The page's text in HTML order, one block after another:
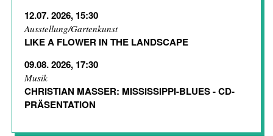
12.07. 2026, 15:30
Ausstellung/Gartenkunst
LIKE A FLOWER IN THE LANDSCAPE
09.08. 2026, 17:30
Musik
CHRISTIAN MASSER: MISSISSIPPI-BLUES - CD-
PRÄSENTATION